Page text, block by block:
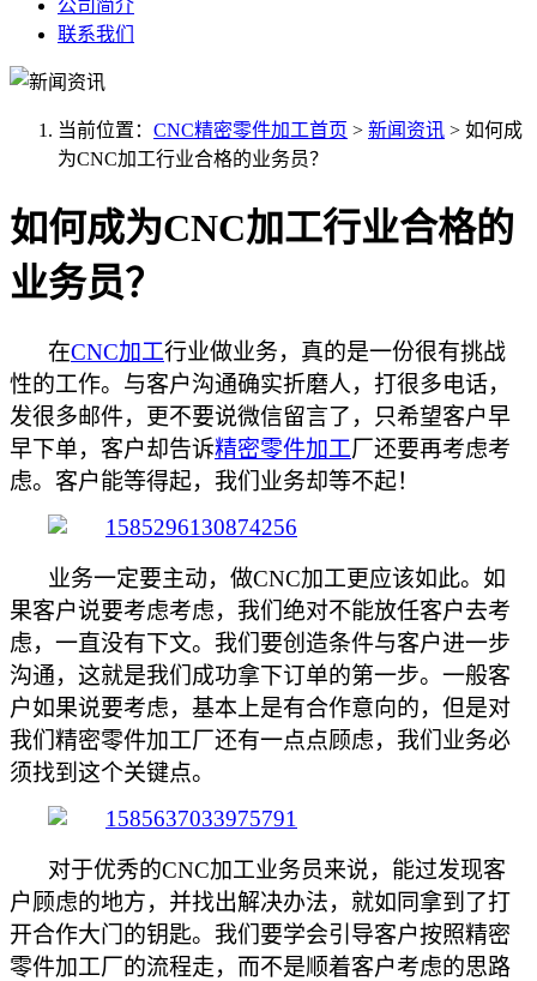
公司简介
联系我们
当前位置： CNC精密零件加工首页 > 新闻资讯 > 如何成
为CNC加工行业合格的业务员？
如何成为CNC加工行业合格的
业务员？
在CNC加工行业做业务，真的是一份很有挑战
性的工作。与客户沟通确实折磨人，打很多电话，
发很多邮件，更不要说微信留言了，只希望客户早
早下单，客户却告诉精密零件加工厂还要再考虑考
虑。客户能等得起，我们业务却等不起！
业务一定要主动，做CNC加工更应该如此。如
果客户说要考虑考虑，我们绝对不能放任客户去考
虑，一直没有下文。我们要创造条件与客户进一步
沟通，这就是我们成功拿下订单的第一步。一般客
户如果说要考虑，基本上是有合作意向的，但是对
我们精密零件加工厂还有一点点顾虑，我们业务必
须找到这个关键点。
对于优秀的CNC加工业务员来说，能过发现客
户顾虑的地方，并找出解决办法，就如同拿到了打
开合作大门的钥匙。我们要学会引导客户按照精密
零件加工厂的流程走，而不是顺着客户考虑的思路